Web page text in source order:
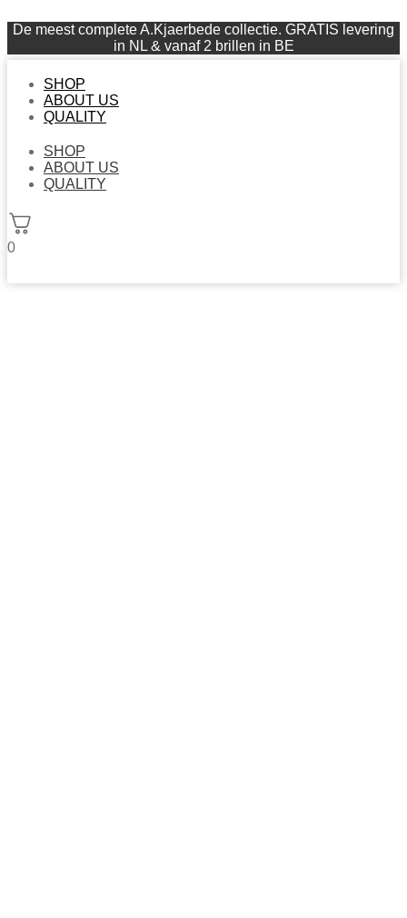
De meest complete A.Kjaerbede collectie. GRATIS levering
in NL & vanaf 2 brillen in BE
SHOP
ABOUT US
QUALITY
SHOP
ABOUT US
QUALITY
0